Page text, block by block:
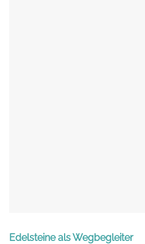
Edelsteine als Wegbegleiter